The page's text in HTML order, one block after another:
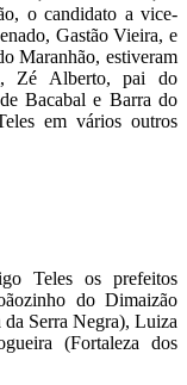
o candidato a vice-
Gastão Vieira, e
Maranhão, estiveram
Zé Alberto, pai do
Bacabal e Barra do
em vários outros
Teles os prefeitos
do Dimaizão
Serra Negra), Luiza
(Fortaleza dos